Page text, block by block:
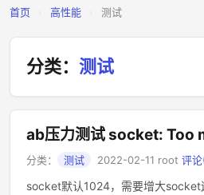
首页 高性能 测试
分类： 测试
ab压力测试 socket: Too
分类： 测试 2022-02-11 root 评
socket默认1024，需要增大